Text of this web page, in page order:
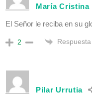
María Cristina
El Señor le reciba en su
2 Respuesta
Pilar Urrutia